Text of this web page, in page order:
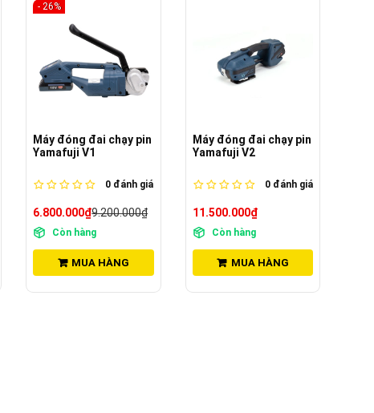
- 26%
Máy đóng đai chạy pin
Yamafuji V1
0 đánh giá
6.800.000₫9.200.000₫
Còn hàng
MUA HÀNG
Máy đóng đai chạy pin
Yamafuji V2
0đánh giá
11.500.000₫
Còn hàng
MUA HÀNG